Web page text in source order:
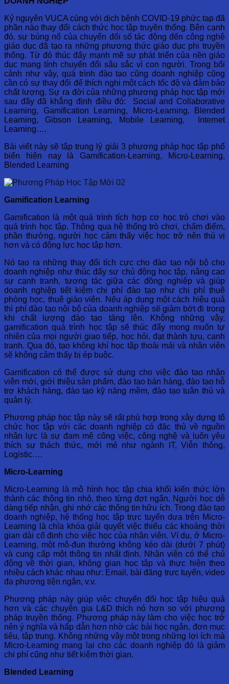
Kỷ nguyên VUCA cùng với dịch bệnh COVID-19 phức tạp đã
phần nào thay đổi cách thức học tập truyền thống. Bên cạnh
đó, sự bùng nổ của chuyển đổi số tác động đến công nghệ
giáo dục đã tạo ra những phương thức giáo dục phi truyền
thống. Từ đó thúc đẩy mạnh mẽ sự phát triển của nền giáo
dục mang tính chuyển đổi sâu sắc vì con người. Trong bối
cảnh như vậy, quá trình đào tạo cũng doanh nghiệp cũng
cần có sự thay đổi để thích nghi một cách tốc độ và đảm bảo
chất lượng. Sự ra đời của những phương pháp học tập mới
sau đây đã khẳng định điều đó: Social and Collaborative
Learning, Gamification Learning, Micro-Learning, Blended
Learning, Gibson Learning, Mobile Learning, Internet
Learning….
Bài viết này sẽ tập trung lý giải 3 phương pháp học tập phổ
biến hiện nay là Gamification-Learning, Micro-Learning,
Blended Learning
Gamification Learning
Gamification là một quá trình tích hợp cơ học trò chơi vào
quá trình học tập. Thông qua hệ thống trò chơi, chấm điểm,
phần thưởng, người học cảm thấy việc học trở nên thú vị
hơn và có động lực học tập hơn.
Nó tạo ra những thay đổi tích cực cho đào tạo nội bộ cho
doanh nghiệp như thúc đẩy sự chủ động học tập, nâng cao
sự cạnh tranh, tương tác giữa các đồng nghiệp và giúp
doanh nghiệp tiết kiệm chi phí đào tạo như chi phí thuê
phòng học, thuê giáo viên. Nếu áp dụng một cách hiệu quả
thì phí đào tạo nội bộ của doanh nghiệp sẽ giảm bớt đi trong
khi chất lượng đào tạo tăng lên. Không những vậy,
gamification quá trình học tập sẽ thúc đẩy mong muốn tự
nhiên của mọi người giao tiếp, học hỏi, đạt thành tựu, cạnh
tranh. Qua đó, tạo không khí học tập thoải mái và nhân viên
sẽ không cảm thấy bị ép buộc.
Gamification có thể được sử dụng cho việc đào tạo nhân
viên mới, giới thiệu sản phẩm, đào tạo bán hàng, đào tạo hỗ
trợ khách hàng, đào tạo kỹ năng mềm, đào tạo tuân thủ và
quản lý.
Phương pháp học tập này sẽ rất phù hợp trong xây dựng tổ
chức học tập với các doanh nghiệp có đặc thù về nguồn
nhân lực là sự đam mê công việc, công nghệ và luôn yêu
thích sự thách thức, mới mẻ như ngành IT, Viễn thông,
Logistic….
Micro-Learning
Micro-Learning là mô hình học tập chia khối kiến thức lớn
thành các thông tin nhỏ, theo từng đợt ngắn. Người học dễ
dàng tiếp nhận, ghi nhớ các thông tin hữu ích. Trong đào tạo
doanh nghiệp, hệ thống học tập trực tuyến dựa trên Micro-
Learning là chìa khóa giải quyết việc thiếu các khoảng thời
gian dài cố định cho việc học của nhân viên. Ví dụ, ở Micro-
Learning, một mô-đun thường không kéo dài (dưới 7 phút)
và cung cấp một thông tin nhất định. Nhân viên có thể chủ
động về thời gian, không gian học tập và thực hiện theo
nhiều cách khác nhau như: Email, bài đăng trực tuyến, video
đa phương tiện ngắn, v.v.
Phương pháp này giúp việc chuyển đổi học tập hiệu quả
hơn và các chuyên gia L&D thích nó hơn so với phương
pháp truyền thống. Phương pháp này làm cho việc học trở
nên ý nghĩa và hấp dẫn hơn nhờ các bài học ngắn, đơn mục
tiêu, tập trung. Không những vậy một trong những lợi ích mà
Micro-Learning mang lại cho các doanh nghiệp đó là giảm
chi phí cũng như tiết kiệm thời gian.
Blended Learning